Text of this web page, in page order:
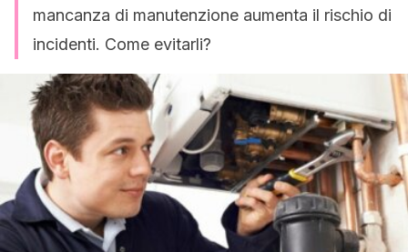
mancanza di manutenzione aumenta il rischio di
incidenti. Come evitarli?